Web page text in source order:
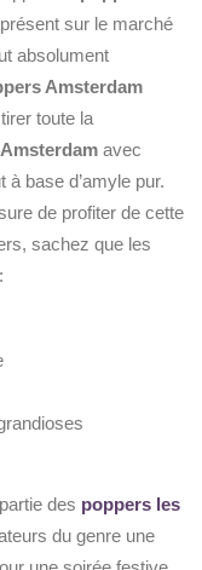
sur le marché
absolument
Amsterdam
toute la
avec
base d’amyle pur.
de profiter de cette
sachez que les
des poppers les
du genre une